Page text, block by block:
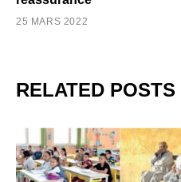
25 MARS 2022
RELATED POSTS